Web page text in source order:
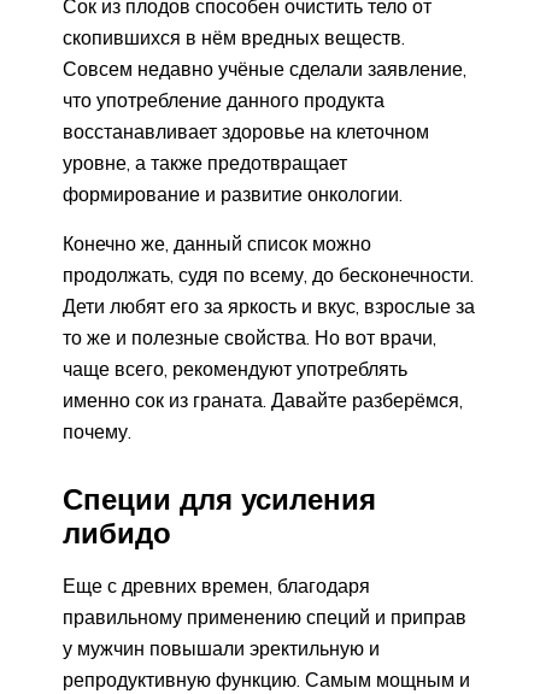
Сок из плодов способен очистить тело от
скопившихся в нём вредных веществ.
Совсем недавно учёные сделали заявление,
что употребление данного продукта
восстанавливает здоровье на клеточном
уровне, а также предотвращает
формирование и развитие онкологии.
Конечно же, данный список можно
продолжать, судя по всему, до бесконечности.
Дети любят его за яркость и вкус, взрослые за
то же и полезные свойства. Но вот врачи,
чаще всего, рекомендуют употреблять
именно сок из граната. Давайте разберёмся,
почему.
Специи для усиления
либидо
Еще с древних времен, благодаря
правильному применению специй и приправ
у мужчин повышали эректильную и
репродуктивную функцию. Самым мощным и